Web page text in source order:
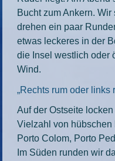
Bucht zum Ankern.
drehen ein paar
etwas leckeres in der
die Insel westlich oder
Wind.
„Rechts rum oder links
Auf der Ostseite
Vielzahl von hübschen
Porto Colom, Porto
Im Süden runden wir